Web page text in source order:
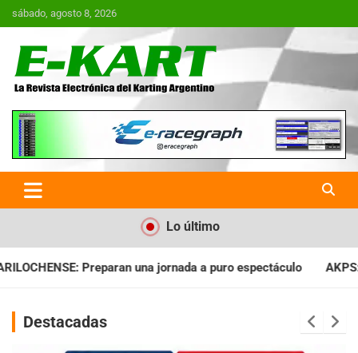
Saltar
al
sábado, agosto 8, 2026
E-Kart.com.ar | La Revista
Electrónica del Karting en
Argentina
Lo último
a puro espectáculo AKPS: Intervino la IGJ y oficializó el
Destacadas